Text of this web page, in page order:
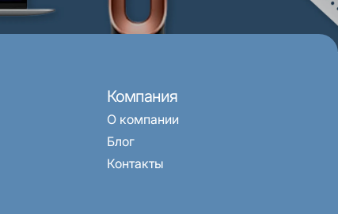
Компания
О компании
Блог
Контакты